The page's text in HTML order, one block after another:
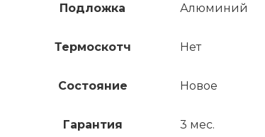
Подложка Алюминий
Термоскотч Нет
Состояние Новое
Гарантия 3 мес.